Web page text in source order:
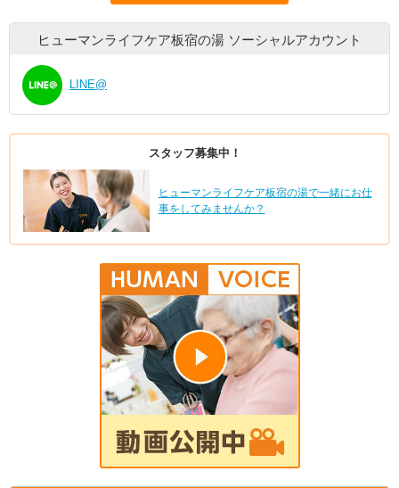
ヒューマンライフケア板宿の湯 ソーシャルアカウント
LINE@
スタッフ募集中！
ヒューマンライフケア板宿の湯で一緒にお仕
事をしてみませんか？